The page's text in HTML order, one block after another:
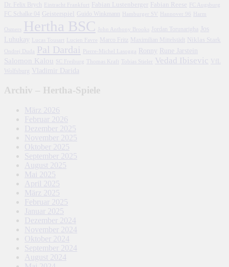
Dr. Felix Brych
Fabian Lustenberger Fabian Reese
FC Schalke 04 Geisterspiel Guido Winkmann Hamburger SV
Hertha BSC Jordan Torunarigha
Jos
Luhukay
Marco Fritz Maximilian Mittelstädt Niklas Stark
Pal Dardai Pierre-Michel Lasogga Ronny Rune Jarstein
Salomon Kalou SC Freiburg Tobias Stieler Vedad Ibisevic
VfL
Wolfsburg Vladimir Darida
Archiv – Hertha-Spiele
März 2026
Februar 2026
Dezember 2025
November 2025
Oktober 2025
September 2025
August 2025
Mai 2025
April 2025
März 2025
Februar 2025
Januar 2025
Dezember 2024
November 2024
Oktober 2024
September 2024
August 2024